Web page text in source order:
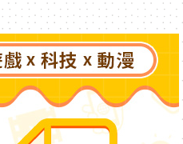
Switch 2 收錄遊戲本篇與
DLC《P 的謊言：序曲》完
整體驗克拉特城（Krat）
沒落前後的壯闊篇章